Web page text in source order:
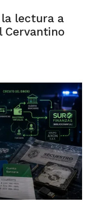
lectura a
Cervantino